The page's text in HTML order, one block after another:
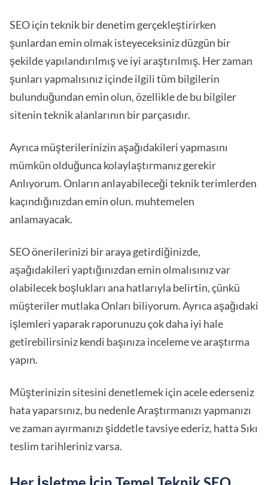
SEO için teknik bir denetim gerçekleştirirken
şunlardan emin olmak isteyeceksiniz düzgün bir
şekilde yapılandırılmış ve iyi araştırılmış. Her zaman
şunları yapmalısınız içinde ilgili tüm bilgilerin
bulunduğundan emin olun, özellikle de bu bilgiler
sitenin teknik alanlarının bir parçasıdır.
Ayrıca müşterilerinizin aşağıdakileri yapmasını
mümkün olduğunca kolaylaştırmanız gerekir
Anlıyorum. Onların anlayabileceği teknik terimlerden
kaçındığınızdan emin olun. muhtemelen
anlamayacak.
SEO önerilerinizi bir araya getirdiğinizde,
aşağıdakileri yaptığınızdan emin olmalısınız var
olabilecek boşlukları ana hatlarıyla belirtin, çünkü
müşteriler mutlaka Onları biliyorum. Ayrıca aşağıdaki
işlemleri yaparak raporunuzu çok daha iyi hale
getirebilirsiniz kendi başınıza inceleme ve araştırma
yapın.
Müşterinizin sitesini denetlemek için acele ederseniz
hata yaparsınız, bu nedenle Araştırmanızı yapmanızı
ve zaman ayırmanızı şiddetle tavsiye ederiz, hatta Sıkı
teslim tarihleriniz varsa.